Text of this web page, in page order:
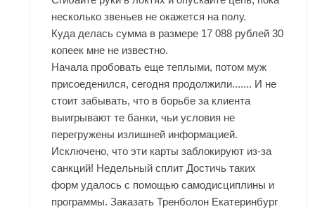
несколько звеньев не окажется на полу.
Куда делась сумма в размере 17 088 рублей 30
копеек мне не известно.
Начала пробовать еще теплыми, потом муж
присоеденился, сегодня продолжили....... И не
стоит забывать, что в борьбе за клиента
выигрывают те банки, чьи условия не
перегружены излишней информацией.
Исключено, что эти карты заблокируют из-за
санкций! Недельный сплит Достичь таких
форм удалось с помощью самодисциплины и
программы. Заказать Тренболон Екатеринбург